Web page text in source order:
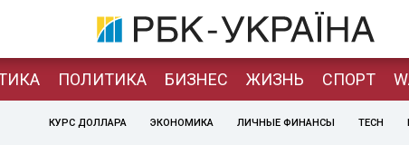
ПОЛИТИКА БИЗНЕС ЖИЗНЬ СПОРТ
КУРС ДОЛЛАРА ЭКОНОМИКА ЛИЧНЫЕ ФИНАНСЫ TECH